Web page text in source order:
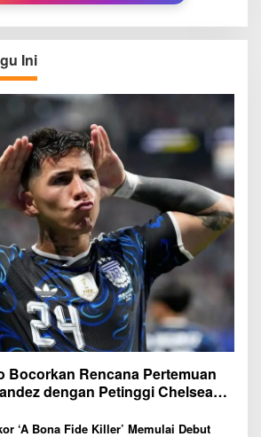
Ini
Bocorkan Rencana Pertemuan
dengan Petinggi Chelsea
‘A Bona Fide Killer’ Memulai Debut